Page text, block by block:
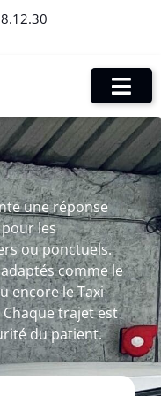
une réponse
les
ou ponctuels.
comme le
encore le Taxi
trajet est
du patient.